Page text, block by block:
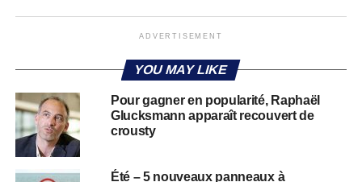
ADVERTISEMENT
YOU MAY LIKE
Pour gagner en popularité, Raphaël
Glucksmann apparaît recouvert de
crousty
Été – 5 nouveaux panneaux à